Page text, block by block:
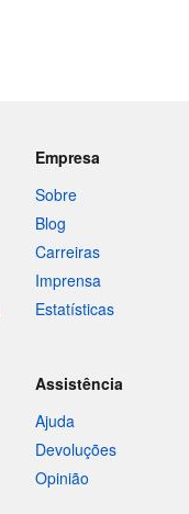
Empresa
Sobre
Blog
Carreiras
Imprensa
Estatísticas
Assistência
Ajuda
Devoluções
Opinião